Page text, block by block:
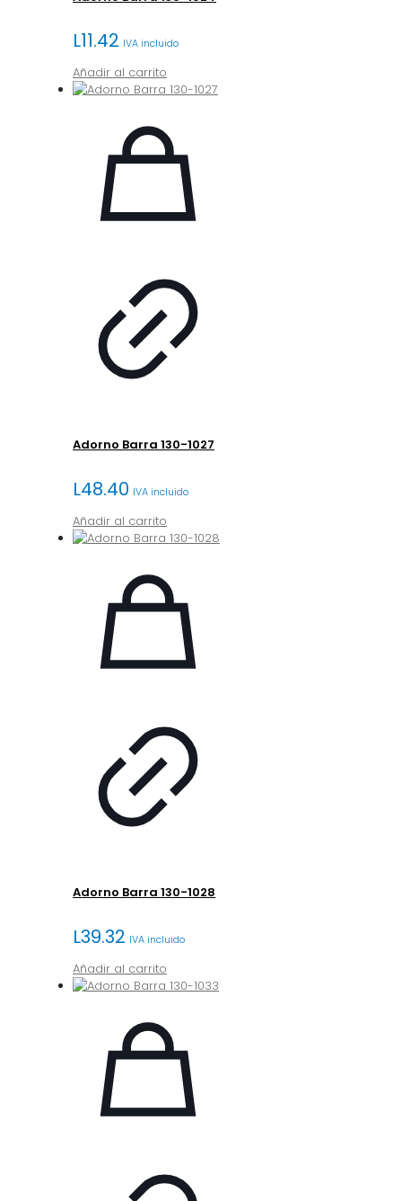
L11.42 IVA incluido
Añadir al carrito
Adorno Barra 130-1027
L48.40 IVA incluido
Añadir al carrito
Adorno Barra 130-1028
L39.32 IVA incluido
Añadir al carrito